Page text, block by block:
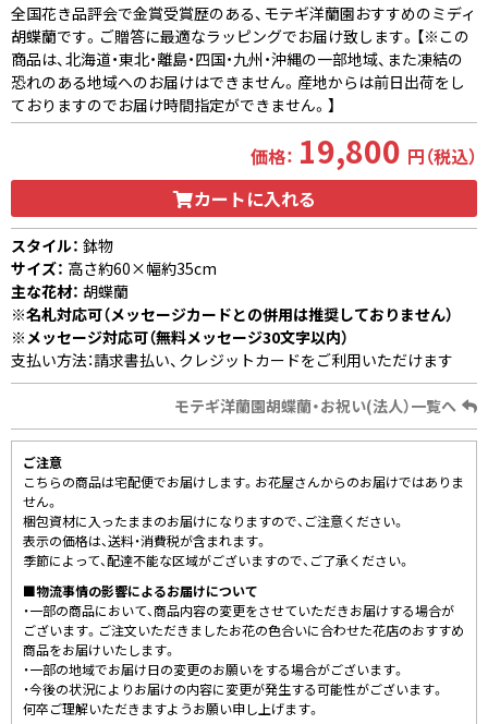
全国花き品評会で金賞受賞歴のある、モテギ洋蘭園おすすめのミディ
胡蝶蘭です。ご贈答に最適なラッピングでお届け致します。【※この
商品は、北海道・東北・離島・四国・九州・沖縄の一部地域、また凍結の
恐れのある地域へのお届けはできません。産地からは前日出荷をし
ておりますのでお届け時間指定ができません。】
価格： 19,800 円（税込）
カートに入れる
スタイル： 鉢物
サイズ： 高さ約60×幅約35cm
主な花材： 胡蝶蘭
※名札対応可（メッセージカードとの併用は推奨しておりません）
※メッセージ対応可（無料メッセージ30文字以内）
支払い方法：請求書払い、クレジットカードをご利用いただけます
モテギ洋蘭園胡蝶蘭・お祝い(法人）一覧へ
ご注意
こちらの商品は宅配便でお届けします。お花屋さんからのお届けではありま
せん。
梱包資材に入ったままのお届けになりますので、ご注意ください。
表示の価格は、送料・消費税が含まれます。
季節によって、配達不能な区域がございますので、ご了承ください。
■物流事情の影響によるお届けについて
・一部の商品において、商品内容の変更をさせていただきお届けする場合が
ございます。ご注文いただきましたお花の色合いに合わせた花店のおすすめ
商品をお届けいたします。
・一部の地域でお届け日の変更のお願いをする場合がございます。
・今後の状況によりお届けの内容に変更が発生する可能性がございます。
何卒ご理解いただきますようお願い申し上げます。